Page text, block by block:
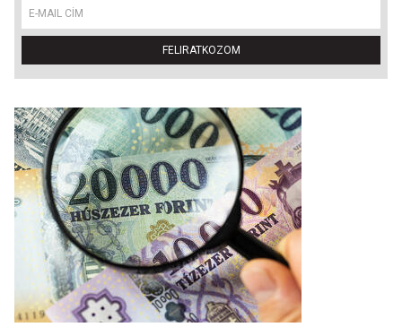
FELIRATKOZOM